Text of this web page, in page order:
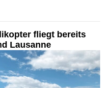
fliegt bereits
Lausanne